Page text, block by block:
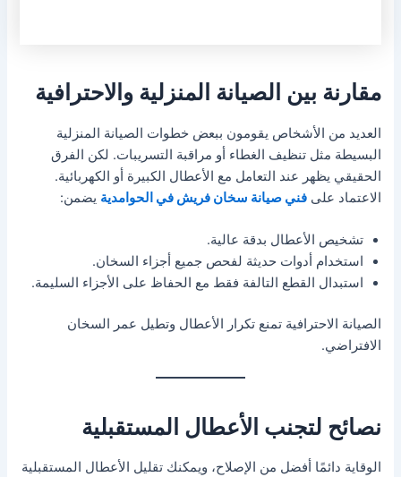
مقارنة بين الصيانة المنزلية والاحترافية
العديد من الأشخاص يقومون ببعض خطوات الصيانة المنزلية
البسيطة مثل تنظيف الغطاء أو مراقبة التسريبات. لكن الفرق
الحقيقي يظهر عند التعامل مع الأعطال الكبيرة أو الكهربائية.
الاعتماد علىفني صيانة سخان فريش في الحوامدية يضمن:
تشخيص الأعطال بدقة عالية.
استخدام أدوات حديثة لفحص جميع أجزاء السخان.
استبدال القطع التالفة فقط مع الحفاظ على الأجزاء السليمة.
الصيانة الاحترافية تمنع تكرار الأعطال وتطيل عمر السخان
الافتراضي.
نصائح لتجنب الأعطال المستقبلية
الوقاية دائمًا أفضل من الإصلاح، ويمكنك تقليل الأعطال المستقبلية